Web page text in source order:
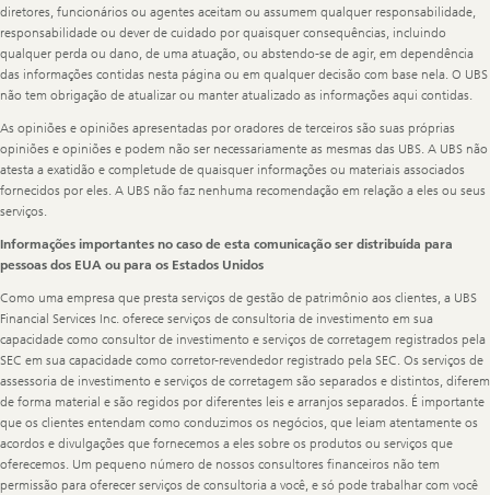
diretores, funcionários ou agentes aceitam ou assumem qualquer responsabilidade,
responsabilidade ou dever de cuidado por quaisquer consequências, incluindo
qualquer perda ou dano, de uma atuação, ou abstendo-se de agir, em dependência
das informações contidas nesta página ou em qualquer decisão com base nela. O UBS
não tem obrigação de atualizar ou manter atualizado as informações aqui contidas.
As opiniões e opiniões apresentadas por oradores de terceiros são suas próprias
opiniões e opiniões e podem não ser necessariamente as mesmas das UBS. A UBS não
atesta a exatidão e completude de quaisquer informações ou materiais associados
fornecidos por eles. A UBS não faz nenhuma recomendação em relação a eles ou seus
serviços.
Informações importantes no caso de esta comunicação ser distribuída para
pessoas dos EUA ou para os Estados Unidos
Como uma empresa que presta serviços de gestão de patrimônio aos clientes, a UBS
Financial Services Inc. oferece serviços de consultoria de investimento em sua
capacidade como consultor de investimento e serviços de corretagem registrados pela
SEC em sua capacidade como corretor-revendedor registrado pela SEC. Os serviços de
assessoria de investimento e serviços de corretagem são separados e distintos, diferem
de forma material e são regidos por diferentes leis e arranjos separados. É importante
que os clientes entendam como conduzimos os negócios, que leiam atentamente os
acordos e divulgações que fornecemos a eles sobre os produtos ou serviços que
oferecemos. Um pequeno número de nossos consultores financeiros não tem
permissão para oferecer serviços de consultoria a você, e só pode trabalhar com você